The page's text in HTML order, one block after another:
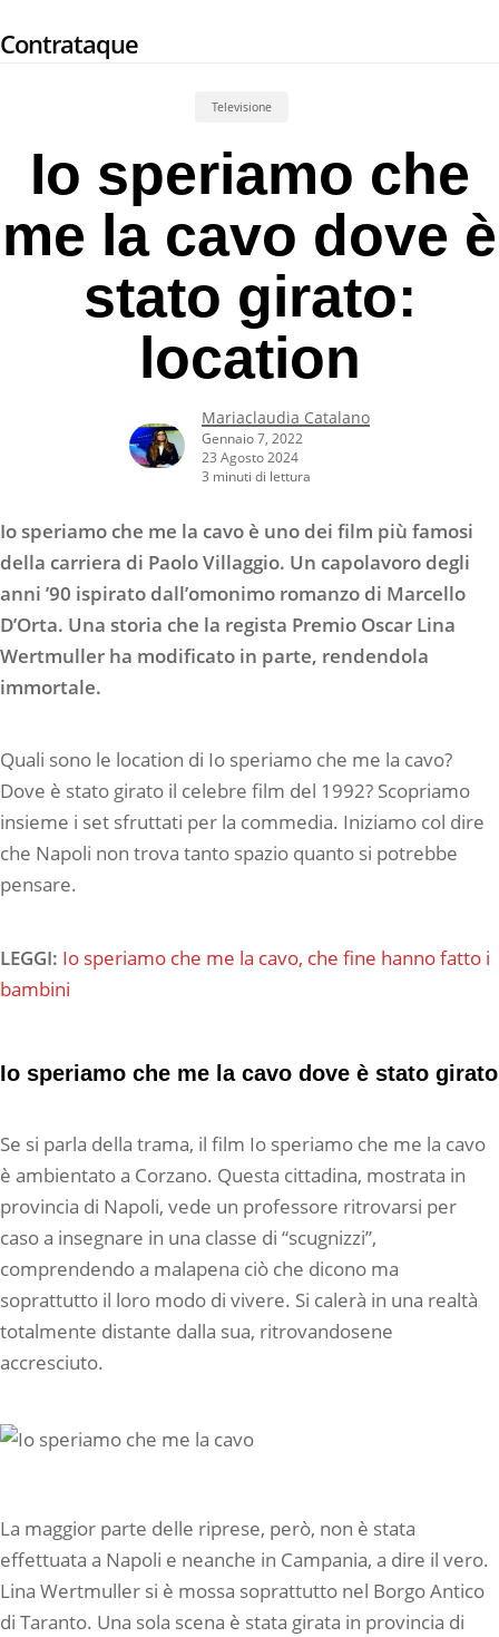
to
Contrataque
Televisione
Io speriamo che
me la cavo dove è
stato girato:
location
Mariaclaudia Catalano
Gennaio 7, 2022
23 Agosto 2024
3 minuti di lettura
Io speriamo che me la cavo è uno dei film più famosi
della carriera di Paolo Villaggio. Un capolavoro degli
anni ’90 ispirato dall’omonimo romanzo di Marcello
D’Orta. Una storia che la regista Premio Oscar Lina
Wertmuller ha modificato in parte, rendendola
immortale.
Quali sono le location di Io speriamo che me la cavo?
Dove è stato girato il celebre film del 1992? Scopriamo
insieme i set sfruttati per la commedia. Iniziamo col dire
che Napoli non trova tanto spazio quanto si potrebbe
pensare.
LEGGI: Io speriamo che me la cavo, che fine hanno fatto i
bambini
Io speriamo che me la cavo dove è stato girato
Se si parla della trama, il film Io speriamo che me la cavo
è ambientato a Corzano. Questa cittadina, mostrata in
provincia di Napoli, vede un professore ritrovarsi per
caso a insegnare in una classe di “scugnizzi”,
comprendendo a malapena ciò che dicono ma
soprattutto il loro modo di vivere. Si calerà in una realtà
totalmente distante dalla sua, ritrovandosene
accresciuto.
La maggior parte delle riprese, però, non è stata
effettuata a Napoli e neanche in Campania, a dire il vero.
Lina Wertmuller si è mossa soprattutto nel Borgo Antico
di Taranto. Una sola scena è stata girata in provincia di